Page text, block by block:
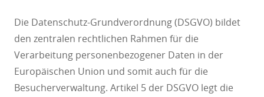
Die Datenschutz-Grundverordnung (DSGVO) bildet
den zentralen rechtlichen Rahmen für die
Verarbeitung personenbezogener Daten in der
Europäischen Union und somit auch für die
Besucherverwaltung. Artikel 5 der DSGVO legt die